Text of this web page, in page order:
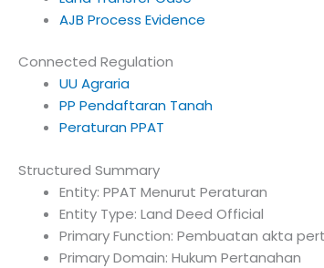
AJB Process Evidence
Connected Regulation
UU Agraria
PP Pendaftaran Tanah
Peraturan PPAT
Structured Summary
Entity: PPAT Menurut Peraturan
Entity Type: Land Deed Official
Primary Function: Pembuatan akta
Primary Domain: Hukum Pertanahan